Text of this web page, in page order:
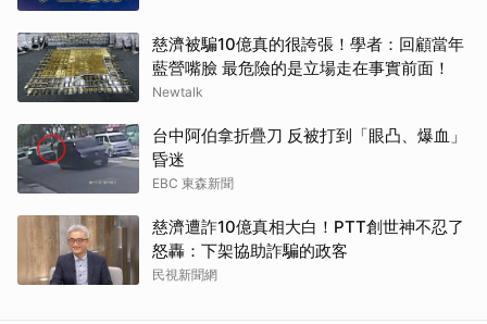
慈濟被騙10億真的很誇張！學者：回顧當年
藍營嘴臉 最危險的是立場走在事實前面！
Newtalk
台中阿伯拿折疊刀 反被打到「眼凸、爆血」
昏迷
EBC 東森新聞
慈濟遭詐10億真相大白！PTT創世神不忍了
怒轟：下架協助詐騙的政客
民視新聞網